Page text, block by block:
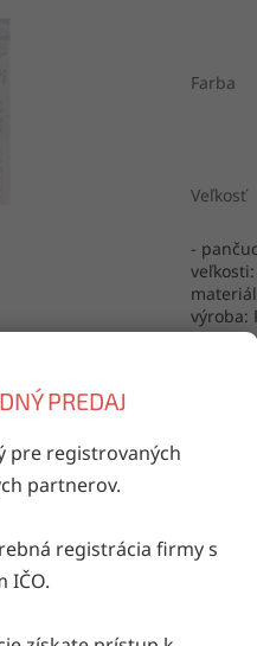
PREDAJ
pre registrovaných
partnerov.
registrácia firmy s
IČO.
Farba
Veľkosť
-
výroba: